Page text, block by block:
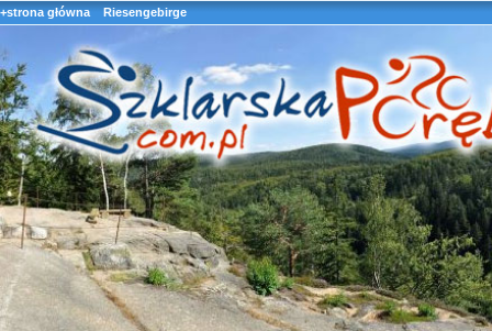
+strona główna Riesengebirge